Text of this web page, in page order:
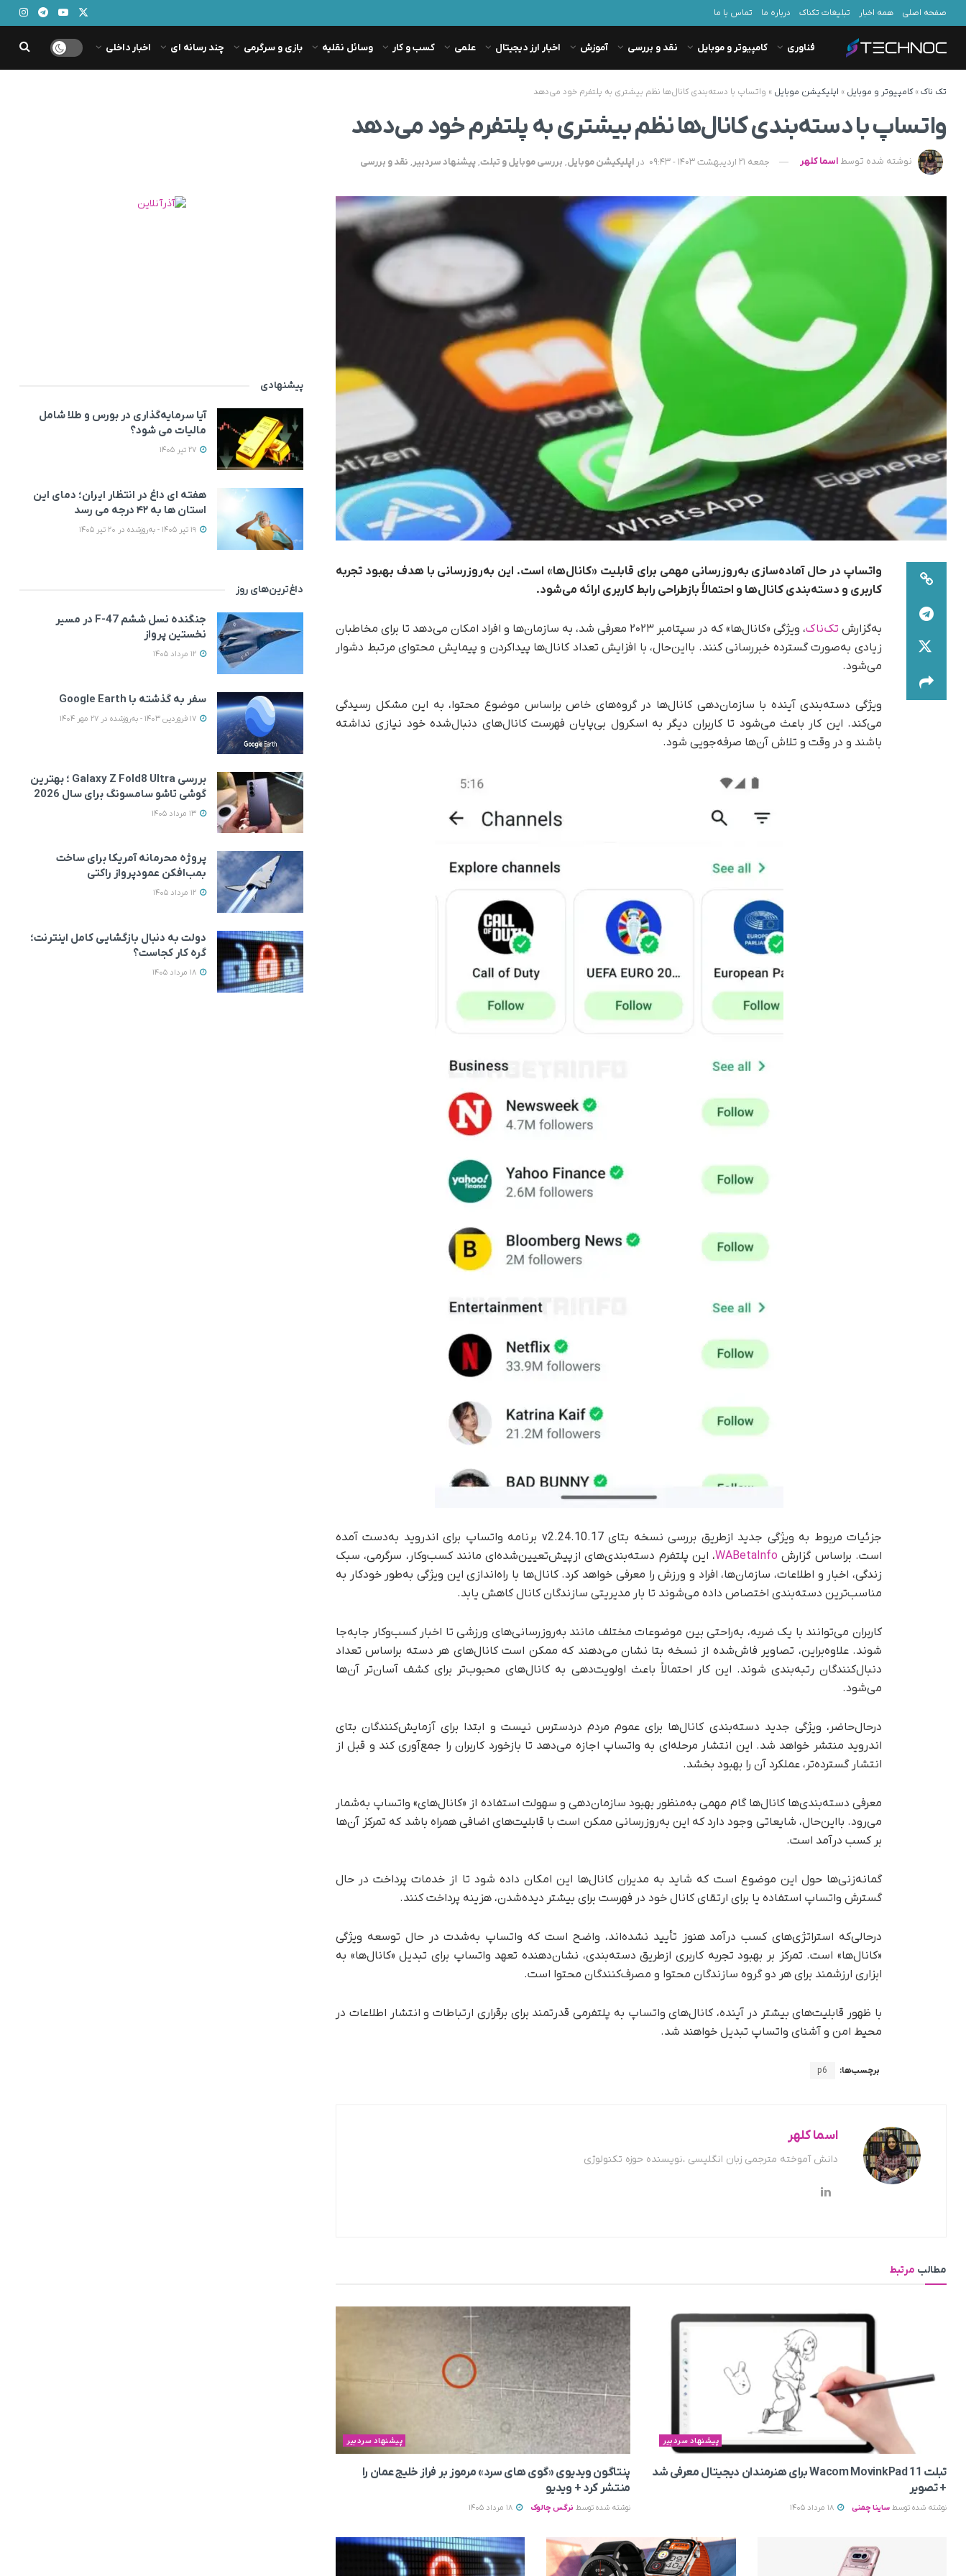
صفحه اصلی همه اخبار تبلیغات تکناک درباره ما تماس با ما
فناوری کامپیوتر و موبایل نقد و بررسی آموزش اخبار ارز دیجیتال علمی کسب و کار وسائل نقلیه بازی و سرگرمی چند رسانه ای اخبار داخلی
تک ناک»کامپیوتر و موبایل » اپلیکیشن موبایل » واتساپ با دسته‌بندی کانال‌ها نظم بیشتری به پلتفرم خود می‌دهد
واتساپ با دسته‌بندی کانال‌ها نظم بیشتری به پلتفرم خود می‌دهد
نوشته شده توسط اسما کلهر جمعه 21 اردیبهشت 1403 - 09:43 در اپلیکیشن موبایل, بررسی موبایل و تبلت,پیشنهاد سردبیر, نقد و بررسی
واتساپ در حال آماده‌سازی به‌روزرسانی مهمی برای قابلیت «کانال‌ها» است. این به‌روزرسانی با هدف بهبود تجربه
کاربری و دسته‌بندی کانال‌ها و احتمالاً بازطراحی رابط کاربری ارائه می‌شود.
به‌گزارش تک‌ناک
، ویژگی «کانال‌ها» که در سپتامبر ۲۰۲۳ معرفی شد، به سازمان‌ها و افراد امکان می‌دهد تا برای مخاطبان
زیادی به‌صورت گسترده خبررسانی کنند. بااین‌حال، با افزایش تعداد کانال‌ها پیدا‌کردن و پیمایش محتوای مرتبط دشوار
می‌شود.
ویژگی دسته‌بندی آینده با سازمان‌دهی کانال‌ها در گروه‌های خاص بر‌اساس موضوع محتوا، به این مشکل رسیدگی
می‌کند. این کار باعث می‌شود تا کاربران دیگر به اسکرول بی‌پایان فهرست کانال‌های دنبال‌شده خود نیازی نداشته
باشند و در وقت و تلاش آن‌ها صرفه‌جویی شود.
جزئیات مربوط به ویژگی جدید از‌طریق بررسی نسخه بتای v2.24.10.17 برنامه واتساپ برای اندروید به‌دست آمده
است. براساس گزارش WABetaInfo، این پلتفرم دسته‌بندی‌های از‌پیش‌تعیین‌شده‌ای مانند کسب‌وکار، سرگرمی، سبک
زندگی، اخبار و اطلاعات، سازمان‌ها، افراد و ورزش را معرفی خواهد کرد. کانال‌ها با راه‌اندازی این ویژگی به‌طور خودکار به
مناسب‌ترین دسته‌بندی اختصاص داده می‌شوند تا بار مدیریتی سازندگان کانال کاهش یابد.
کاربران می‌توانند با یک ضربه، به‌راحتی بین موضوعات مختلف مانند به‌روزرسانی‌های ورزشی تا اخبار کسب‌وکار جابه‌جا
شوند. علاوه‌براین، تصاویر فاش‌شده از نسخه بتا نشان می‌دهند که ممکن است کانال‌های هر دسته براساس تعداد
دنبال‌کنندگان رتبه‌بندی شوند. این کار احتمالاً باعث اولویت‌دهی به کانال‌های محبوب‌تر برای کشف آسان‌تر آن‌ها
می‌شود.
درحال‌حاضر، ویژگی جدید دسته‌بندی کانال‌ها برای عموم مردم دردسترس نیست و ابتدا برای آزمایش‌کنندگان بتای
اندروید منتشر خواهد شد. این انتشار مرحله‌ای به واتساپ اجازه می‌دهد تا بازخورد کاربران را جمع‌آوری کند و قبل از
انتشار گسترده‌تر، عملکرد آن را بهبود بخشد.
معرفی دسته‌بندی‌ها کانال‌ها گام مهمی به‌منظور بهبود سازمان‌دهی و سهولت استفاده از «کانال‌های» واتساپ به‌شمار
می‌رود. بااین‌حال، شایعاتی وجود دارد که این به‌روزرسانی ممکن است با قابلیت‌های اضافی همراه باشد که تمرکز آن‌ها
بر کسب درآمد است.
گمانه‌زنی‌ها حول این موضوع است که شاید به مدیران کانال‌ها این امکان داده شود تا از خدمات پرداخت در حال
گسترش واتساپ استفاده یا برای ارتقای کانال خود در فهرست برای بیشتر دیده‌شدن، هزینه پرداخت کنند.
درحالی‌که استراتژی‌های کسب درآمد هنوز تأیید نشده‌اند، واضح است که واتساپ به‌شدت در حال توسعه ویژگی
«کانال‌ها» است. تمرکز بر بهبود تجربه کاربری ازطریق دسته‌بندی، نشان‌دهنده تعهد واتساپ برای تبدیل «کانال‌ها» به
ابزاری ارزشمند برای هر دو گروه سازندگان محتوا و مصرف‌کنندگان محتوا است.
با ظهور قابلیت‌های بیشتر در آینده، کانال‌های واتساپ به پلتفرمی قدرتمند برای برقراری ارتباطات و انتشار اطلاعات در
محیط امن و آشنای واتساپ تبدیل خواهند شد.
برچسب‌ها: p6
اسما کلهر
دانش آموخته مترجمی زبان انگلیسی ،نویسنده حوزه تکنولوژی
مطالب مرتبط
پیشنهاد سردبیر
تبلت Wacom MovinkPad 11 برای هنرمندان دیجیتال معرفی شد
+ تصویر
نوشته شده توسط ساینا چمنی
پیشنهاد سردبیر
پنتاگون ویدیوی «گوی های سرد» مرموز بر فراز خلیج عمان را
منتشر کرد + ویدیو
نوشته شده توسط نرگس چالوک
پیشنهادی
آیا سرمایه‌گذاری در بورس و طلا شامل
مالیات می شود؟
هفته ای داغ در انتظار ایران؛ دمای این
استان ها به ۴۲ درجه می رسد
داغ‌ترین‌های روز
جنگنده نسل ششم F-47 در مسیر
نخستین پرواز
سفر به گذشته با Google Earth
بررسی Galaxy Z Fold8 Ultra ؛ بهترین
گوشی تاشو سامسونگ برای سال 2026
پروژه محرمانه آمریکا برای ساخت
بمب‌افکن عمودپرواز راکتی
دولت به دنبال بازگشایی کامل اینترنت؛
گره کار کجاست؟